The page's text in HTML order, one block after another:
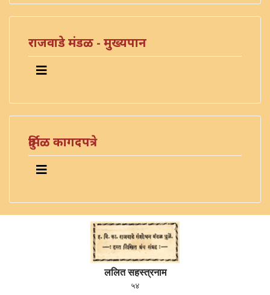
राजवाडे मंडळ - मुख्यपान
दुर्मिळ कागदपत्रे
ललित सहस्त्रनाम
५४